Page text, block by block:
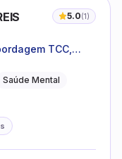
5.0(1)
TCC,
Saúde Mental